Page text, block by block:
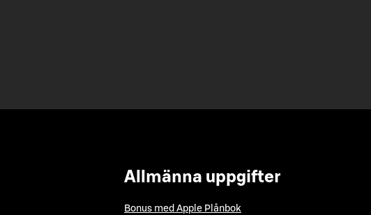
Allmänna uppgifter
Bonus med Apple Plånbok